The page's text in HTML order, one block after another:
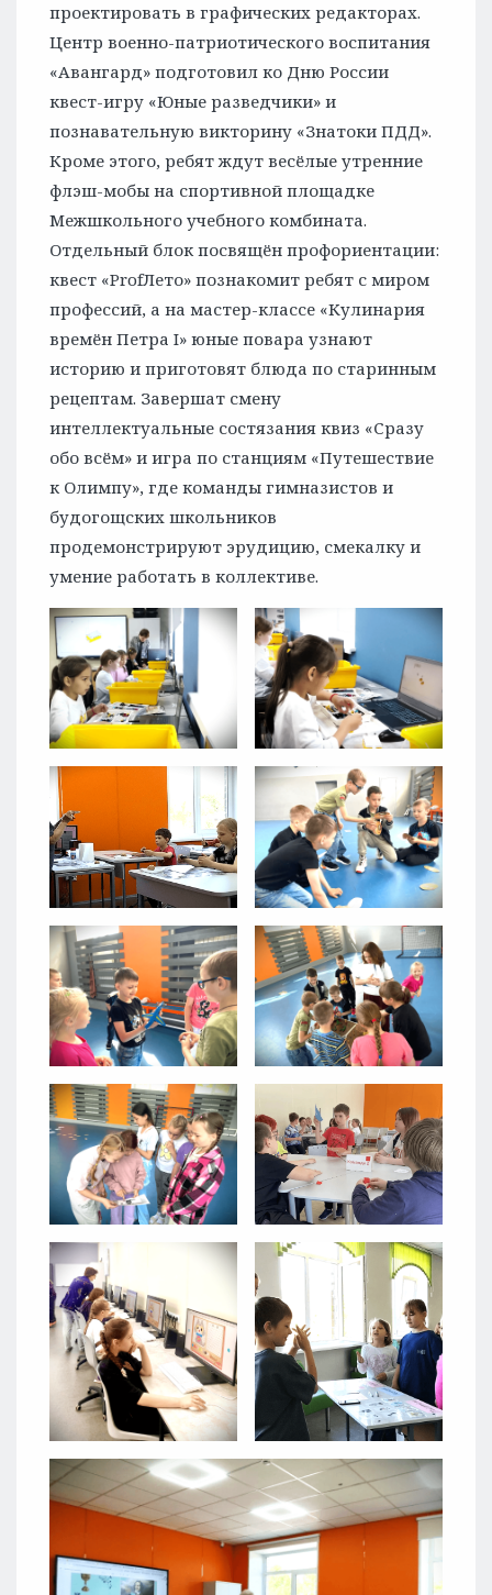
проектировать в графических редакторах.
Центр военно-патриотического воспитания
«Авангард» подготовил ко Дню России
квест-игру «Юные разведчики» и
познавательную викторину «Знатоки ПДД».
Кроме этого, ребят ждут весёлые утренние
флэш-мобы на спортивной площадке
Межшкольного учебного комбината.
Отдельный блок посвящён профориентации:
квест «ProfЛето» познакомит ребят с миром
профессий, а на мастер-классе «Кулинария
времён Петра I» юные повара узнают
историю и приготовят блюда по старинным
рецептам. Завершат смену
интеллектуальные состязания квиз «Сразу
обо всём» и игра по станциям «Путешествие
к Олимпу», где команды гимназистов и
будогощских школьников
продемонстрируют эрудицию, смекалку и
умение работать в коллективе.